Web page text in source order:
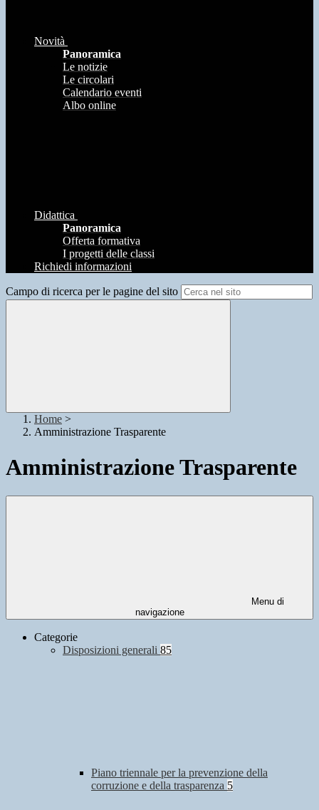
Novità
Panoramica
Le notizie
Le circolari
Calendario eventi
Albo online
Didattica
Panoramica
Offerta formativa
I progetti delle classi
Richiedi informazioni
Campo di ricerca per le pagine del sito
Home >
Amministrazione Trasparente
Amministrazione Trasparente
Menu di
navigazione
Categorie
Disposizioni generali 85
Piano triennale per la prevenzione della
corruzione e della trasparenza 5